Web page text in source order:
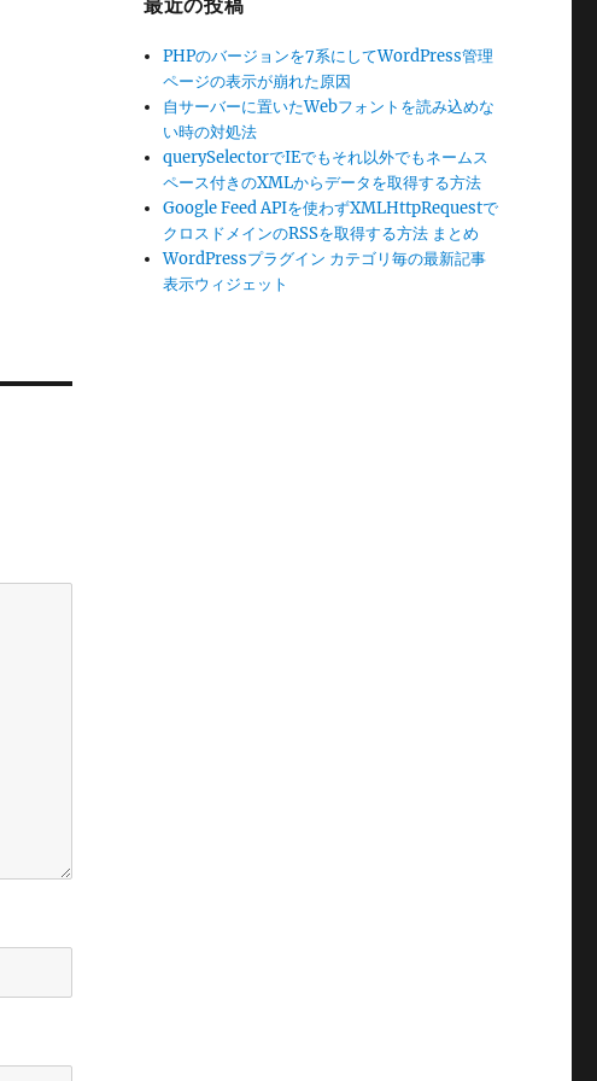
最近の投稿
PHPのバージョンを7系にしてWordPress管理
ページの表示が崩れた原因
自サーバーに置いたWebフォントを読み込めな
い時の対処法
querySelectorでIEでもそれ以外でもネームス
ペース付きのXMLからデータを取得する方法
Google Feed APIを使わずXMLHttpRequestで
クロスドメインのRSSを取得する方法 まとめ
WordPressプラグイン カテゴリ毎の最新記事
表示ウィジェット